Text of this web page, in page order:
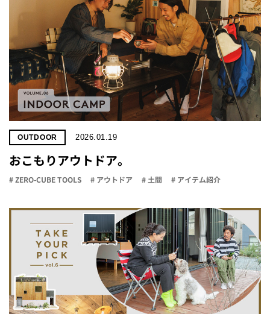
OUTDOOR 2026.01.19
おこもりアウトドア。
# ZERO-CUBE TOOLS # アウトドア # 土間 # アイテム紹介